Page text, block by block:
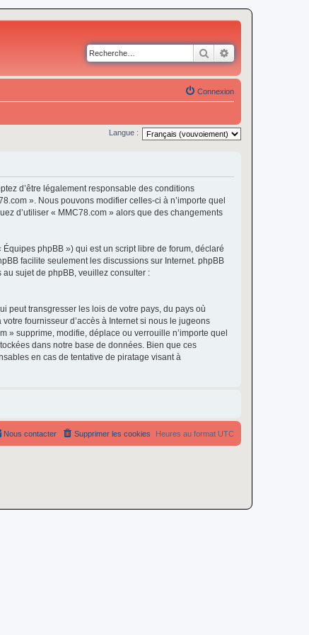
Rechercher
Connexion
Langue :
d’être légalement responsable des conditions
». Nous pouvons modifier celles-ci à n’importe quel
d’utiliser « MMC78.com » alors que des changements
phpBB ») qui est un script libre de forum, déclaré
facilite seulement les discussions sur Internet. phpBB
sujet de phpBB, veuillez consulter :
peut transgresser les lois de votre pays, du pays où
fournisseur d’accès à Internet si nous le jugeons
» supprime, modifie, déplace ou verrouille n’importe quel
dans notre base de données. Bien que ces
en cas de tentative de piratage visant à
Heures au format UTC
Supprimer les cookies
Nous contacter